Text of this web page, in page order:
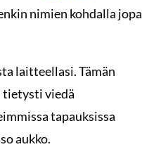
nimien kohdalla jopa
laitteellasi. Tämän
tietysti viedä
tapauksissa
aukko.